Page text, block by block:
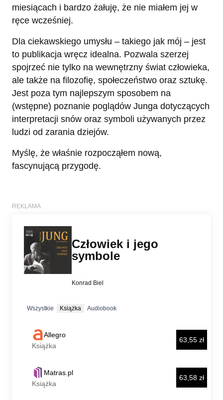
miesiącach i bardzo żałuję, że nie miałem jej w
ręce wcześniej.
Dla ciekawskiego umysłu – takiego jak mój – jest
to publikacja wręcz idealna. Pozwala szerzej
spojrzeć nie tylko na wewnętrzny świat człowieka,
ale także na filozofię, społeczeństwo oraz sztukę.
Jest poza tym najlepszym sposobem na
(wstępne) poznanie poglądów Junga dotyczących
interpretacji snów oraz symboli używanych przez
ludzi od zarania dziejów.
Myślę, że właśnie rozpocząłem nową,
fascynującą przygodę.